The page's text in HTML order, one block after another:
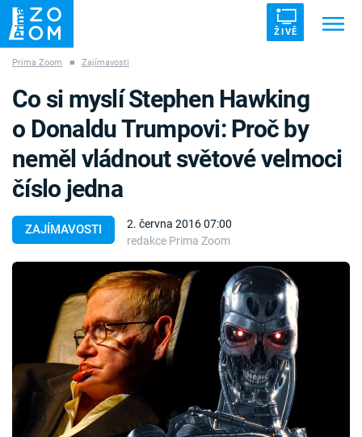
ŽIVĚ
ZÁHADY VETŘELCI DÁVNOVĚKU
Témata
Témata
Pořady
TV Program
Časopis
Sledujte prima+
Prima Zoom ■ Zajímavosti
ZAJÍMAVOSTI
2. června 2016 07:00
redakce Prima Zoom
Co si myslí Stephen Hawking
o Donaldu Trumpovi: Proč by
neměl vládnout světové velmoci
číslo jedna